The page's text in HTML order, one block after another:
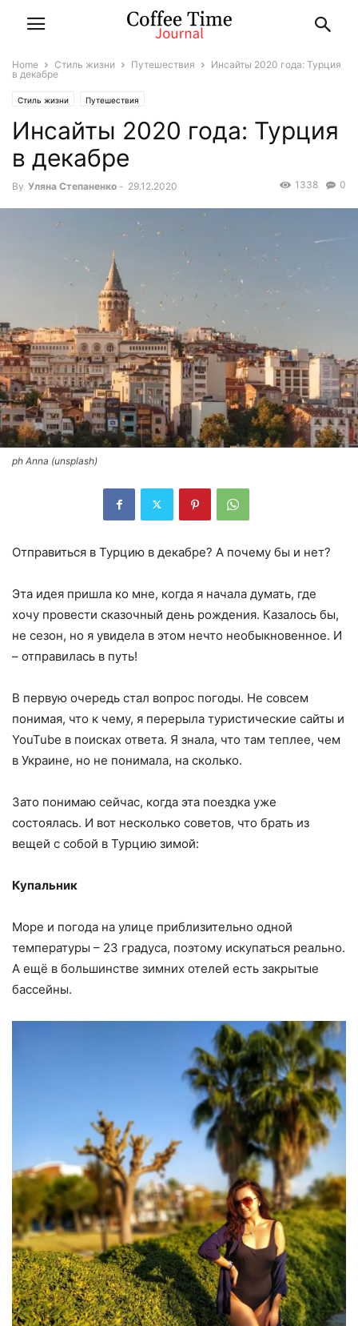
Home Стиль жизни Путешествия
Инсайты 2020 года: Турция
в декабре
Стиль жизни Путешествия
Инсайты 2020 года: Турция
в декабре
By Уляна Степаненко - 29.12.2020 0
1338
ph Anna (unsplash)
Отправиться в Турцию в декабре? А почему бы и нет?
Эта идея пришла ко мне, когда я начала думать, где
хочу провести сказочный день рождения. Казалось бы,
не сезон, но я увидела в этом нечто необыкновенное. И
– отправилась в путь!
В первую очередь стал вопрос погоды. Не совсем
понимая, что к чему, я перерыла туристические сайты и
YouTube в поисках ответа. Я знала, что там теплее, чем
в Украине, но не понимала, на сколько.
Зато понимаю сейчас, когда эта поездка уже
состоялась. И вот несколько советов, что брать из
вещей с собой в Турцию зимой:
Купальник
Море и погода на улице приблизительно одной
температуры – 23 градуса, поэтому искупаться реально.
А ещё в большинстве зимних отелей есть закрытые
бассейны.